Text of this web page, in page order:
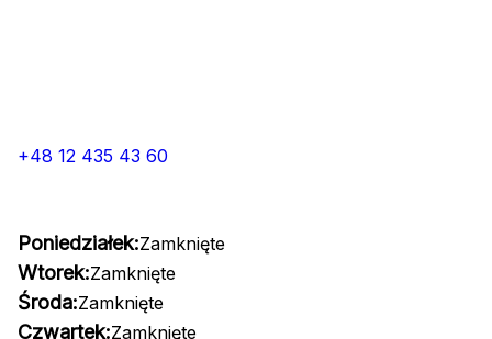
+48 12 435 43 60
Poniedziałek:Zamknięte
Wtorek:Zamknięte
Środa:Zamknięte
Czwartek:Zamknięte